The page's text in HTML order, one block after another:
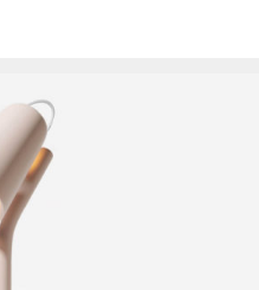
author/redaccion/